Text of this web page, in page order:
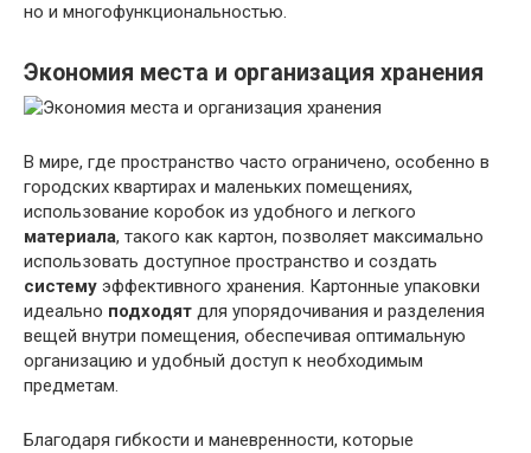
но и многофункциональностью.
Экономия места и организация хранения
В мире, где пространство часто ограничено, особенно в
городских квартирах и маленьких помещениях,
использование коробок из удобного и легкого
материала, такого как картон, позволяет максимально
использовать доступное пространство и создать
систему эффективного хранения. Картонные упаковки
идеально подходят для упорядочивания и разделения
вещей внутри помещения, обеспечивая оптимальную
организацию и удобный доступ к необходимым
предметам.
Благодаря гибкости и маневренности, которые